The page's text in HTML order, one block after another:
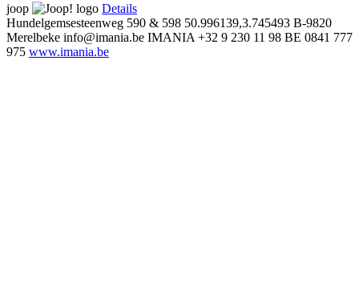
joop
Details
Hundelgemsesteenweg 590 & 598 50.996139,3.745493 B-9820
Merelbeke info@imania.be IMANIA +32 9 230 11 98 BE 0841 777
975 www.imania.be